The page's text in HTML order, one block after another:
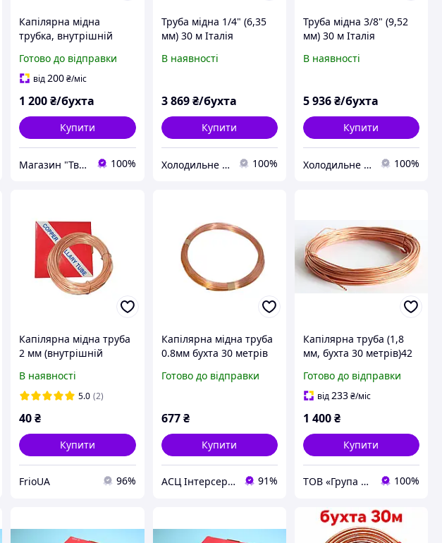
Капілярна мідна
трубка, внутрішній
30 м)
Готово до відправки
від200₴/міс
1 200₴/бухта
Купити
Магазин "Твій Дім" - Запчастини та комплектуючі для холодильного обладнання та побутової техніки. 100%
Труба мідна 1/4" (6,35
мм) 30 м Італія
В наявності
3 869 ₴/бухта
Купити
Холодильне обладнання 100%
Труба мідна 3/8" (9,52
мм) 30 м Італія
В наявності
5 936₴/бухта
Купити
Холодильне обладнання 100%
Капілярна мідна труба
2 мм (внутрішній
В наявності
5.0 (2)
40₴
Купити
FrioUA 96%
Капілярна мідна труба
0.8мм бухта 30 метрів
Готово до відправки
677 ₴
Купити
АСЦ Інтерсервіс 91%
Капілярна труба (1,8
мм, бухта 30 метрів)42
Готово до відправки
від 233₴/міс
1 400₴
Купити
ТОВ «Група «Хладрезерв» 100%